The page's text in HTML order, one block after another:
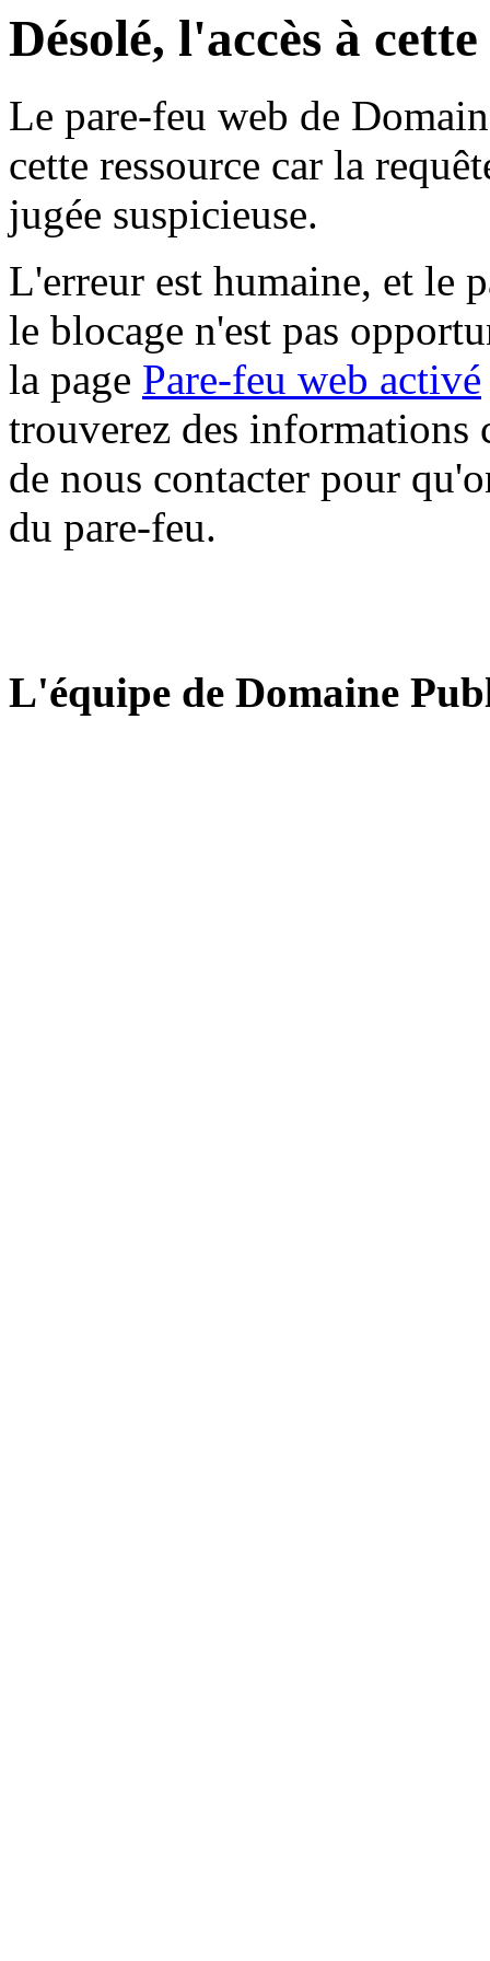
Désolé, l'accès à
Le pare-feu web de
cette ressource car la
jugée suspicieuse.
L'erreur est humaine, et le
le blocage n'est pas
la page Pare-feu web activé
trouverez des informations
de nous contacter pour
du pare-feu.
L'équipe de Domaine